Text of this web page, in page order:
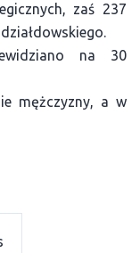
zaś 237
na 30
mężczyzny, a w